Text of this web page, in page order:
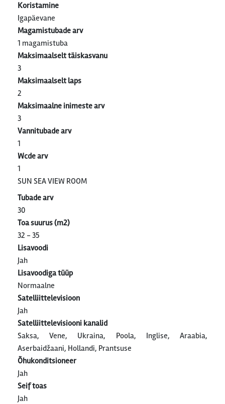
Koristamine
Igapäevane
Magamistubade arv
1 magamistuba
Maksimaalselt täiskasvanu
3
Maksimaalselt laps
2
Maksimaalne inimeste arv
3
Vannitubade arv
1
Wcde arv
1
SUN SEA VIEW ROOM
Tubade arv
30
Toa suurus (m2)
32 - 35
Lisavoodi
Jah
Lisavoodiga tüüp
Normaalne
Satelliittelevisioon
Jah
Satelliittelevisiooni kanalid
Saksa, Vene, Ukraina, Poola, Inglise, Araabia,
Aserbaidžaani, Hollandi, Prantsuse
Õhukonditsioneer
Jah
Seif toas
Jah